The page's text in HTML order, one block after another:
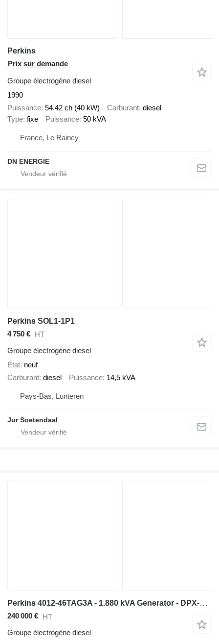
Perkins
Prix sur demande
Groupe électrogène diesel
1990
Puissance 54.42 ch (40 kW) Carburant diesel
Type fixe Puissance 50 kVA
France, Le Raincy
DN ENERGIE
Perkins SOL1-1P1
4 750 € HT
Groupe électrogène diesel
État neuf
Carburant diesel Puissance 14,5 kVA
Pays-Bas, Lunteren
Jur Soetendaal
Perkins 4012-46TAG3A - 1.880 kVA Generator - DPX-19824-O
240 000 € HT
Groupe électrogène diesel